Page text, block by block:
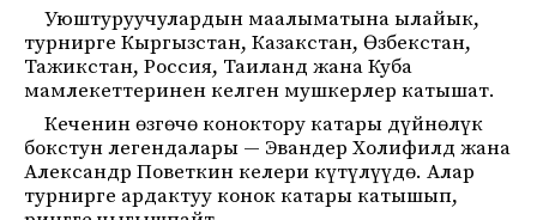
Уюштуруучулардын маалыматына ылайык,
турнирге Кыргызстан, Казакстан, Өзбекстан,
Тажикстан, Россия, Таиланд жанаКуба
мамлекеттеринен келген мушкерлер катышат.
Кеченин өзгөчө коноктору катары дүйнөлүк
бокстун легендалары — Эвандер Холифилд жана
Александр Поветкинкелери күтүлүүдө. Алар
турнирге ардактуу конок катары катышып,